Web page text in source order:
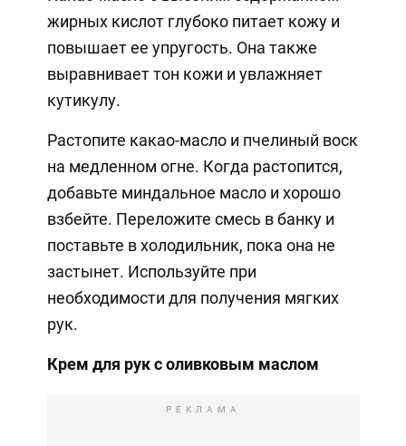
жирных кислот глубоко питает кожу и
повышает ее упругость. Она также
выравнивает тон кожи и увлажняет
кутикулу.
Растопите какао-масло и пчелиный воск
на медленном огне. Когда растопится,
добавьте миндальное масло и хорошо
взбейте. Переложите смесь в банку и
поставьте в холодильник, пока она не
застынет. Используйте при
необходимости для получения мягких
рук.
Крем для рук с оливковым маслом
РЕКЛАМА